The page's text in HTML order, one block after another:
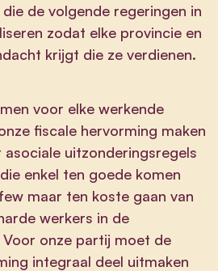
de volgende regeringen in
zodat elke provincie en
krijgt die ze verdienen.
voor elke werkende
fiscale hervorming maken
uitzonderingsregels
enkel ten goede komen
maar ten koste gaan van
werkers in de
Voor onze partij moet de
integraal deel uitmaken